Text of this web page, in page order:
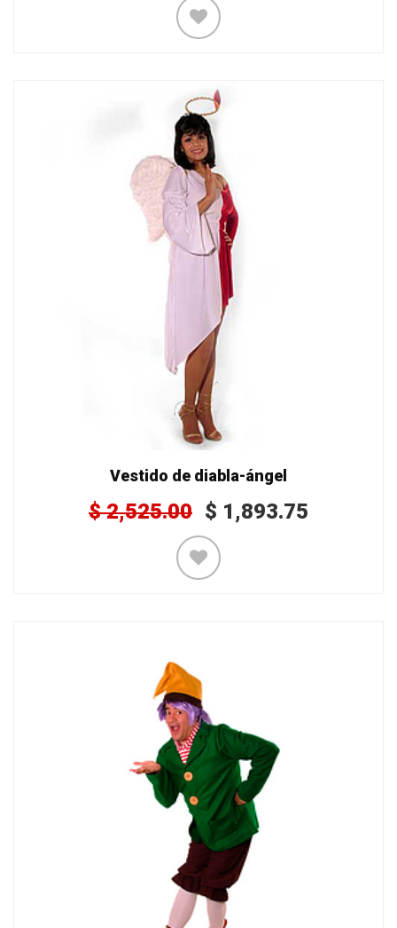
Vestido de diabla-ángel
$2,525.00 $ 1,893.75